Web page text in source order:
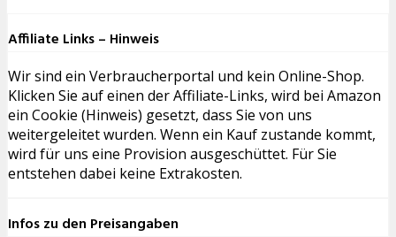
Affiliate Links – Hinweis
Wir sind ein Verbraucherportal und kein Online-Shop.
Klicken Sie auf einen der Affiliate-Links, wird bei Amazon
ein Cookie (Hinweis) gesetzt, dass Sie von uns
weitergeleitet wurden. Wenn ein Kauf zustande kommt,
wird für uns eine Provision ausgeschüttet. Für Sie
entstehen dabei keine Extrakosten.
Infos zu den Preisangaben